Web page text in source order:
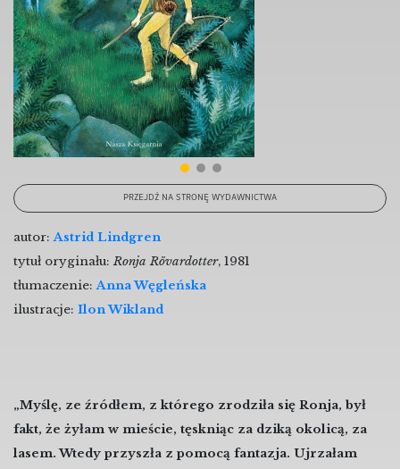
PRZEJDŹ NA STRONĘ WYDAWNICTWA
autor:Astrid Lindgren
tytuł oryginału: Ronja Rövardotter, 1981
tłumaczenie:Anna Węgleńska
ilustracje: Ilon Wikland
„Myślę, ze źródłem, z którego zrodziła się Ronja, był
fakt, że żyłam w mieście, tęskniąc za dziką okolicą, za
lasem. Wtedy przyszła z pomocą fantazja. Ujrzałam